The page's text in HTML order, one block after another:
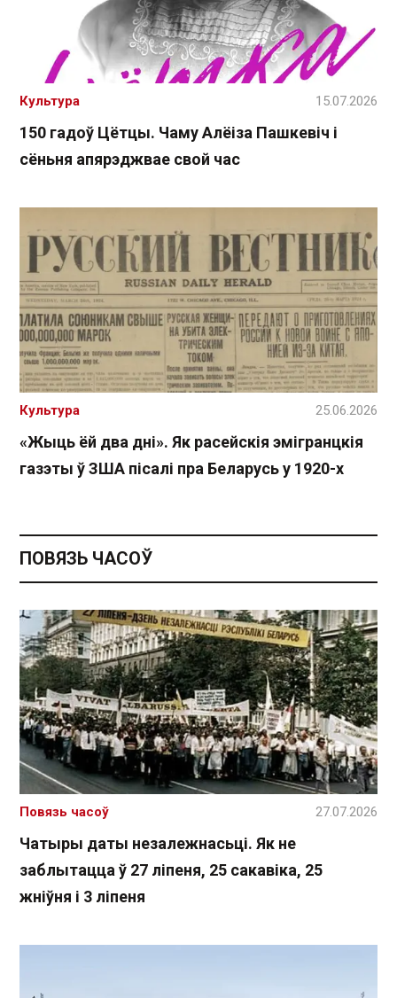
150 гадоў Цётцы. Чаму Алёіза Пашкевіч і
сёньня апярэджвае свой час
Культура 15.07.2026
«Жыць ёй два дні». Як расейскія эмігранцкія
газэты ў ЗША пісалі пра Беларусь у 1920-х
Культура 25.06.2026
ПОВЯЗЬ ЧАСОЎ
Чатыры даты незалежнасьці. Як не
заблытацца ў 27 ліпеня, 25 сакавіка, 25
жніўня і 3 ліпеня
Повязь часоў 27.07.2026